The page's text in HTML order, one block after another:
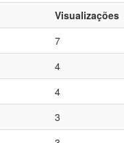
Visualizações
7
4
4
3